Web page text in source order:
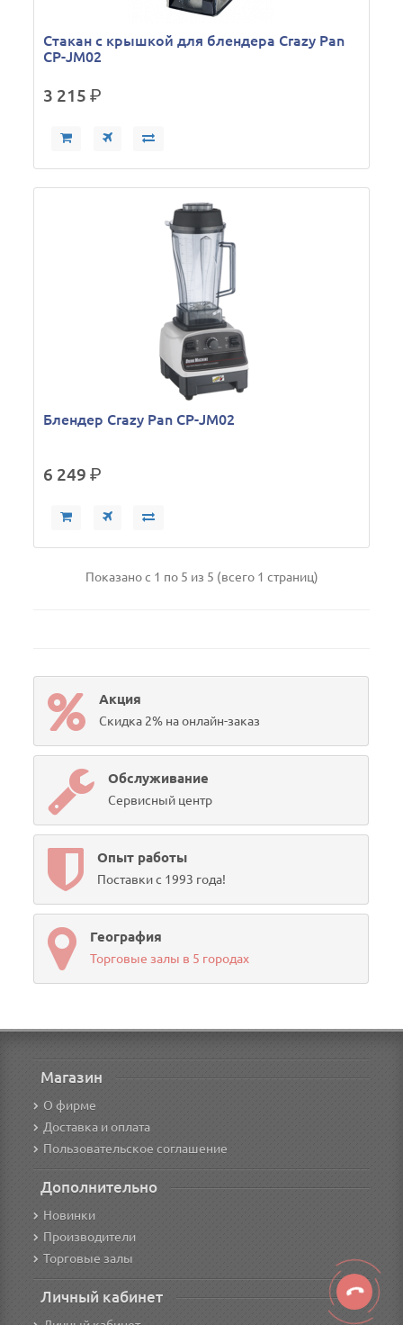
Стакан с крышкой для блендера Crazy Pan
CP-JM02
3 215р.
Блендер Crazy Pan CP-JM02
6 249р.
Показано с 1 по 5 из 5 (всего 1 страниц)
Акция
Скидка 2% на онлайн-заказ
Обслуживание
Сервисный центр
Опыт работы
Поставки с 1993 года!
География
Торговые залы в 5 городах
Магазин
О фирме
Доставка и оплата
Пользовательское соглашение
Дополнительно
Новинки
Производители
Торговые залы
Личный кабинет